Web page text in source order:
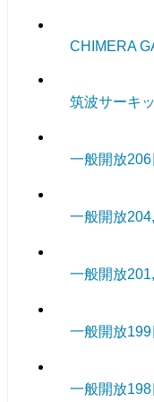
CHIMERA
筑波サーキ
一般開放
一般開放
一般開放
一般開放
一般開放198